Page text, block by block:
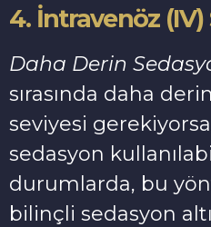
4. İntravenöz (IV)
Daha Derin
sırasında daha
seviyesi
sedasyon
durumlarda, bu
bilinçli sedasyon